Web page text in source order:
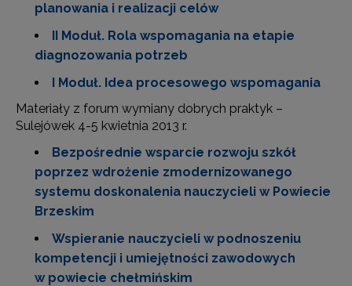
planowania i realizacji celów
II Moduł. Rola wspomagania na etapie
diagnozowania potrzeb
I Moduł. Idea procesowego wspomagania
Materiały z forum wymiany dobrych praktyk –
Sulejówek 4-5 kwietnia 2013 r.
Bezpośrednie wsparcie rozwoju szkół
poprzez wdrożenie zmodernizowanego
systemu doskonalenia nauczycieli w Powiecie
Brzeskim
Wspieranie nauczycieli w podnoszeniu
kompetencji i umiejętności zawodowych
w powiecie chełmińskim